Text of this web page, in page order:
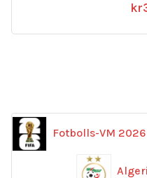
kr
Fotbolls-VM 2026